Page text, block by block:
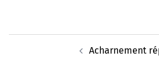
Acharnement